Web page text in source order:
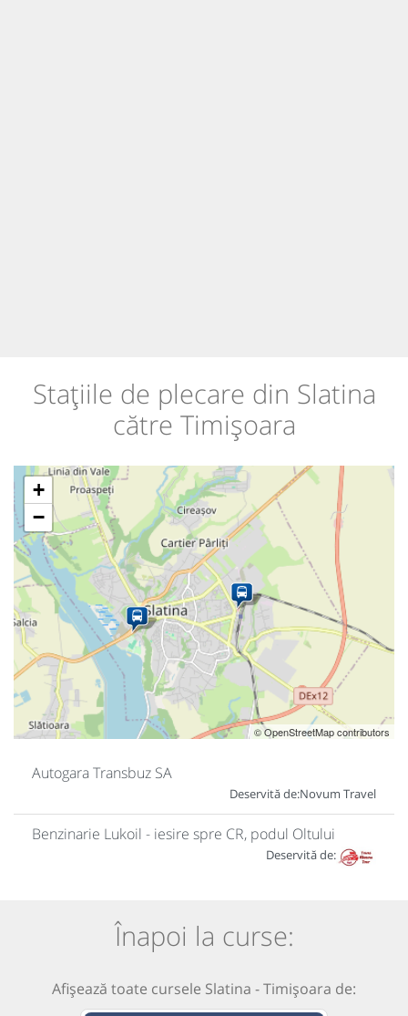
Stațiile de plecare din Slatina
către Timișoara
+
−
© OpenStreetMap contributors
Autogara Transbuz SA
Deservită de:Novum Travel
Benzinarie Lukoil - iesire spre CR, podul Oltului
Deservită de:
Înapoi la curse:
Afișează toate cursele Slatina - Timișoara de: